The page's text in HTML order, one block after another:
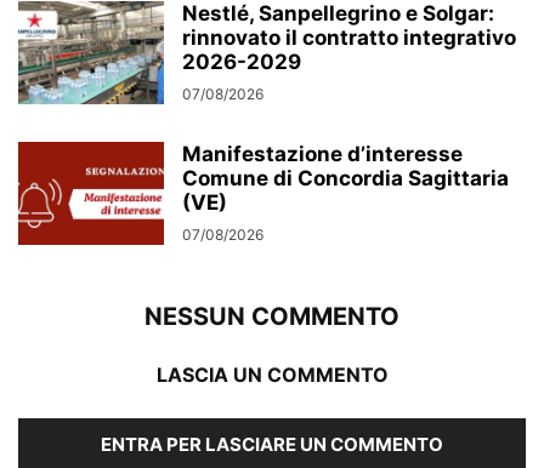
Nestlé, Sanpellegrino e Solgar:
rinnovato il contratto integrativo
2026-2029
07/08/2026
Manifestazione d’interesse
Comune di Concordia Sagittaria
(VE)
07/08/2026
NESSUN COMMENTO
LASCIA UN COMMENTO
ENTRA PER LASCIARE UN COMMENTO